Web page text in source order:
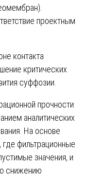
проектным
контакта
критических
суффозии.
прочности
аналитических
На основе
фильтрационные
значения, и
снижению